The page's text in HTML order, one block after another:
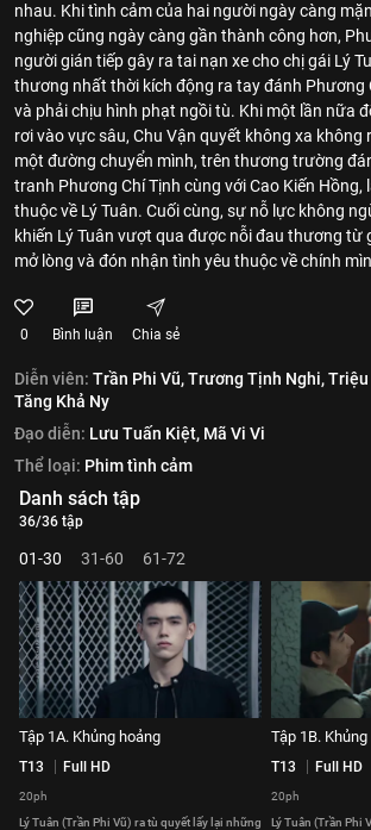
nhau. Khi tình cảm của hai người ngày càng
nghiệp cũng ngày càng gần thành công hơn,
người gián tiếp gây ra tai nạn xe cho chị gái Lý
thương nhất thời kích động ra tay đánh Phương
và phải chịu hình phạt ngồi tù. Khi một lần nữa
rơi vào vực sâu, Chu Vận quyết không xa không
một đường chuyển mình, trên thương trường
tranh Phương Chí Tịnh cùng với Cao Kiến Hồng,
thuộc về Lý Tuân. Cuối cùng, sự nỗ lực không
khiến Lý Tuân vượt qua được nỗi đau thương từ
mở lòng và đón nhận tình yêu thuộc về chính
0 Bình luận Chia sẻ
Diễn viên: Trần Phi Vũ,Trương Tịnh Nghi,Triệu
Tăng Khả Ny
Đạo diễn: Lưu Tuấn Kiệt, Mã Vi Vi
Thể loại: Phim tình cảm
Danh sách tập
36/36 tập
01-30 31-60 61-72
Tập 1A. Khủng hoảng
T13 Full HD
20ph
Lý Tuân (Trần Phi Vũ) ra tù quyết lấy lại những
Tập 1B.
T13 Full HD
20ph
Lý Tuân (Trần Phi